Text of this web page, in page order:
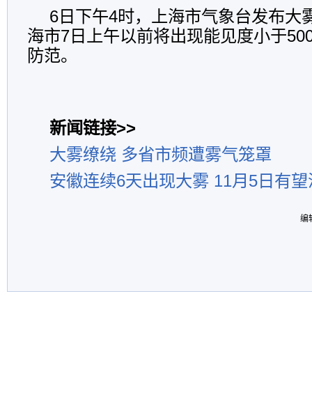
6日下午4时，上海市气象台发布大
海市7日上午以前将出现能见度小于
防范。
新闻链接>>
大雾缭绕 多省市频遭雾气笼罩
安徽连续6天出现大雾 11月5日有望
编